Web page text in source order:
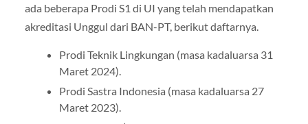
ada beberapa Prodi S1 di UI yang telah mendapatkan
akreditasi Unggul dari BAN-PT, berikut daftarnya.
Prodi Teknik Lingkungan (masa kadaluarsa 31
Maret 2024).
Prodi Sastra Indonesia (masa kadaluarsa 27
Maret 2023).